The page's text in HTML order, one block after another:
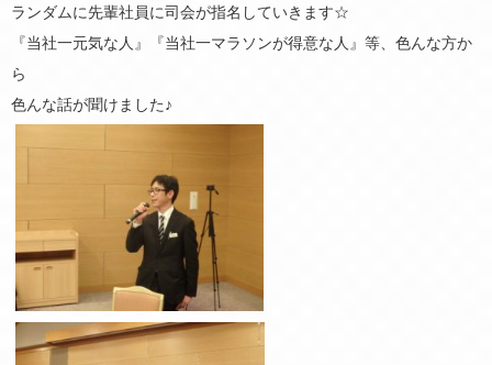
ランダムに先輩社員に司会が指名していきます☆
『当社一元気な人』『当社一マラソンが得意な人』等、色んな方か
ら
色んな話が聞けました♪